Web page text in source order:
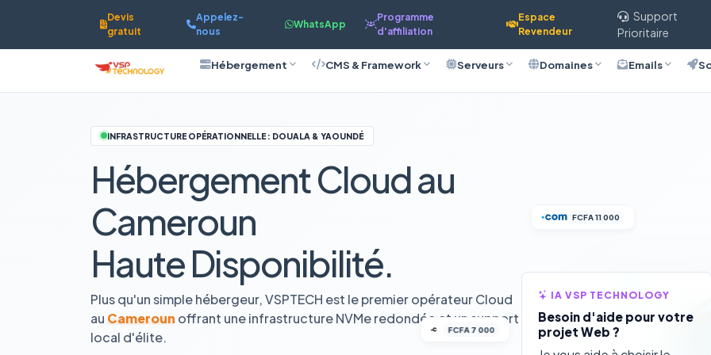
Devis
gratuit
Appelez-
nous
WhatsApp
Programme
d'affiliation
Espace
Revendeur
Support
Prioritaire
Hébergement CMS & Framework Serveurs Domaines Emails
INFRASTRUCTURE OPÉRATIONNELLE : DOUALA & YAOUNDÉ
Hébergement Cloud au
Cameroun
Haute Disponibilité.
Plus qu'un simple hébergeur, VSPTECH est le premier opérateur Cloud
au Cameroun offrant une infrastructure NVMe redondée et un support
local d'élite.
IA VSP TECHNOLOGY
Besoin d'aide pour votre
projet Web ?
FCFA 11 000
FCFA 7 000